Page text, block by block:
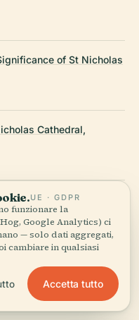
of St Nicholas
Cathedral,
orthodox-world.org
Visiting Hours, Tickets
UE · GDPR
funzionare la
Google Analytics) ci
— solo dati aggregati,
cambiare in qualsiasi
Accetta tutto